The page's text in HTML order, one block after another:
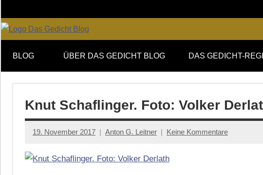
Inhalt
springen
DAS
GEDICHT
blog
von
DAS
GEDICHT.
Zeitschrift
für
Lyrik,
Essay
Kritik
BLOG ÜBER DAS GEDICHT BLOG DAS GEDICHT-
Knut Schaflinger. Foto: Volker
19. November 2017 Anton G. Leitner Keine Kommentare